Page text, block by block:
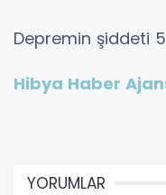
Depremin şiddeti
Hibya Haber
YORUMLAR